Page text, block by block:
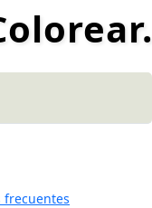
frecuentes